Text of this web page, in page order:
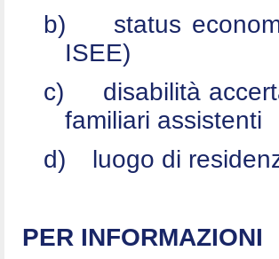
b)
status
ISEE)
c)
disabilità
familiari assistenti
d)
luogo di
PER INFORMAZIONI